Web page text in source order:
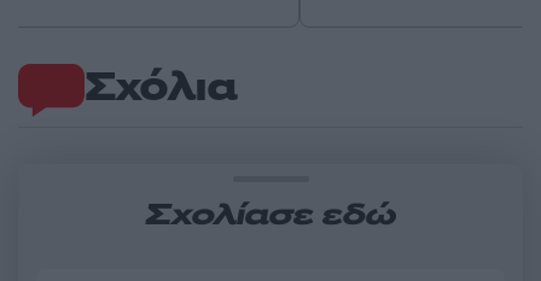
Σχόλια
Σχολίασε εδώ